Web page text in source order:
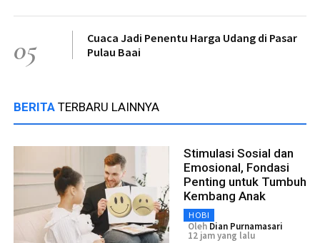
05
Cuaca Jadi Penentu Harga Udang di Pasar
Pulau Baai
BERITA TERBARU LAINNYA
Stimulasi Sosial dan
Emosional, Fondasi
Penting untuk Tumbuh
Kembang Anak
HOBI
Oleh Dian Purnamasari
12 jam yang lalu